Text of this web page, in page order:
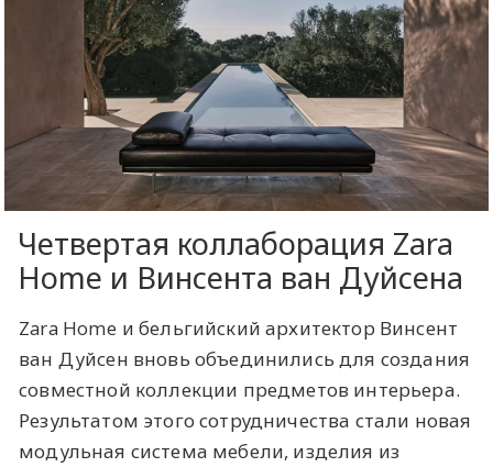
Четвертая коллаборация Zara
Home и Винсента ван Дуйсена
Zara Home и бельгийский архитектор Винсент
ван Дуйсен вновь объединились для создания
совместной коллекции предметов интерьера.
Результатом этого сотрудничества стали новая
модульная система мебели, изделия из